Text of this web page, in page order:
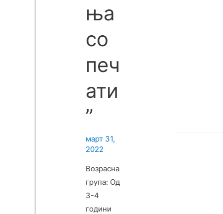
ња
со
печ
ати
”
март 31,
2022
Возрасна
група: Од
3-4
години